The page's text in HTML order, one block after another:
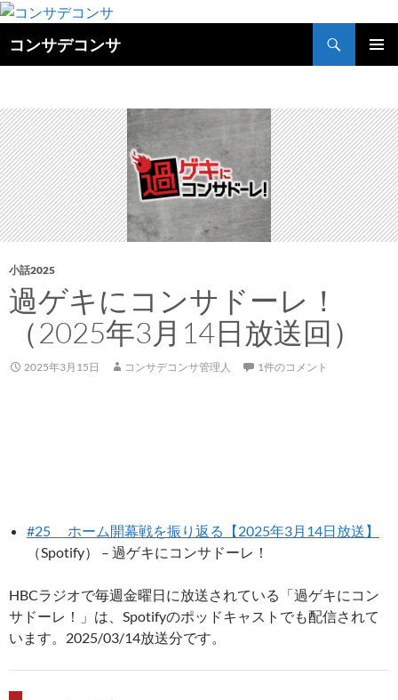
コンサデコンサ
索
ン
ツ
へ
ス
キ
ッ
プ
小話2025
過ゲキにコンサドーレ！
（2025年3月14日放送回）
2025年3月15日 コンサデコンサ管理人 1件のコメント
#25 ホーム開幕戦を振り返る【2025年3月14日放送】
（Spotify） – 過ゲキにコンサドーレ！
HBCラジオで毎週金曜日に放送されている「過ゲキにコン
サドーレ！」は、Spotifyのポッドキャストでも配信されて
います。2025/03/14放送分です。